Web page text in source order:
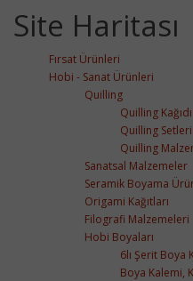
Site Haritası
Fırsat Ürünleri
Hobi - Sanat Ürünleri
Quilling
Quilling Kağıdı
Quilling Setleri
Quilling
Sanatsal Malzemeler
Seramik Boyama
Origami Kağıtları
Filografi Malzemeleri
Hobi Boyaları
6lı Şerit Boya
Boya Kalemi,